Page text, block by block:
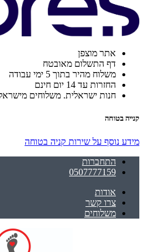
אתר מוצפן
דף התשלום מאובטח
משלוח מהיר בתוך 5 ימי עבודה
החזרות עד 14 יום חינם
חנות ישראלית. משלוחים
קנייה בטוחה
מידע נוסף על שירות קניה בטוחה
התחברות
0507777159
אודות
צרו קשר
משלוחים